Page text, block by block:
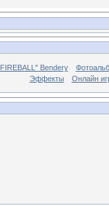
Bendery
Эффекты
Онлайн